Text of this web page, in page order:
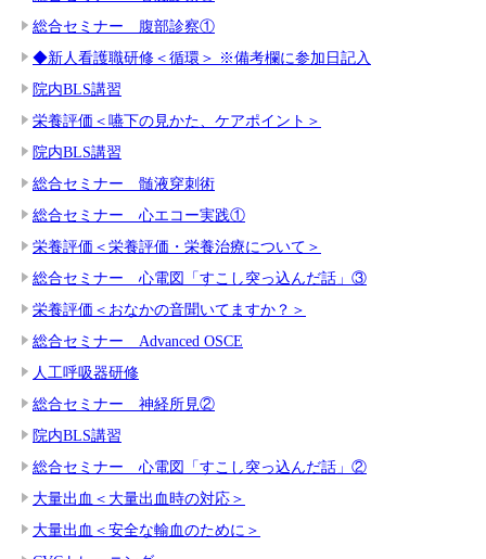
総合セミナー 腹部診察①
◆新人看護職研修＜循環＞ ※備考欄に参加日記入
院内BLS講習
栄養評価＜嚥下の見かた、ケアポイント＞
院内BLS講習
総合セミナー 髄液穿刺術
総合セミナー 心エコー実践①
栄養評価＜栄養評価・栄養治療について＞
総合セミナー 心電図「すこし突っ込んだ話」③
栄養評価＜おなかの音聞いてますか？＞
総合セミナー Advanced OSCE
人工呼吸器研修
総合セミナー 神経所見②
院内BLS講習
総合セミナー 心電図「すこし突っ込んだ話」②
大量出血＜大量出血時の対応＞
大量出血＜安全な輸血のために＞